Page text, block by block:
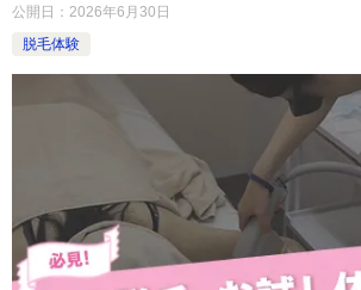
公開日： 2026年6月30日
脱毛体験